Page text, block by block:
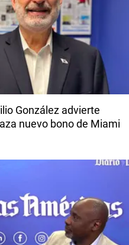
González advierte
nuevo bono de Miami